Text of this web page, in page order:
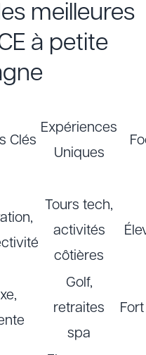
meilleures
à petite
Clés
Expériences
Uniques
Tours tech,
activités
côtières
Golf,
retraites
spa